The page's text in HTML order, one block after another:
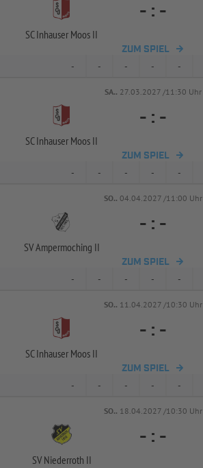
SC Inhauser Moos II
- : -
ZUM SPIEL
- - - - -
SA.. 27.03.2027 /11:30 Uhr
SC Inhauser Moos II
- : -
ZUM SPIEL
- - - - -
SO.. 04.04.2027 /11:00 Uhr
SV Ampermoching II
- : -
ZUM SPIEL
- - - - -
SO.. 11.04.2027 /10:30 Uhr
SC Inhauser Moos II
- : -
ZUM SPIEL
- - - - -
SO.. 18.04.2027 /10:30 Uhr
SV Niederroth II
- : -